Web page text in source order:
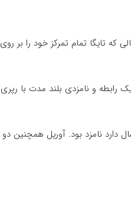
که تایگا تمام تمرکز خود را بر روی
رابطه و نامزدی بلند مدت با رپری
آن نیز این خانم خواننده با چاد کروگر، عضو گروه نیکل بک که اکنون 48 سال دارد نامزد بود. آوریل همچنین دو